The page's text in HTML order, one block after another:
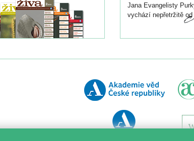
Jana Evangelisty
vychází nepřetržitě od